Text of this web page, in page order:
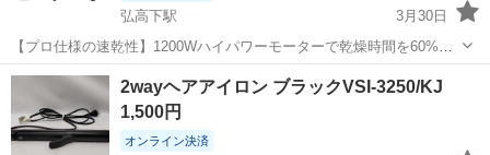
弘高下駅
3月30日
【プロ仕様の速乾性】1200Wハイパワーモーターで乾燥時間を60%短
縮 MADELINEspヘアドライヤーは、1200Wハイパワーモーター、
110,000回転のBLDCモーター、そして1.8m/分の高風量を搭載し、わず
か30...
青森 弘前市 美容家電 ヘアドライヤー
2wayヘアアイロン ブラックVSI-3250/KJ
1,500円
オンライン決済